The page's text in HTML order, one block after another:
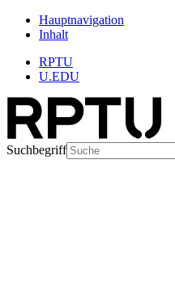
Hauptnavigation
Inhalt
RPTU
U.EDU
Suchbegriff